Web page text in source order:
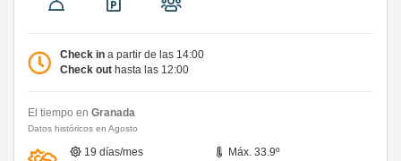
Check in a partir de las 14:00
Check out hasta las 12:00
El tiempo en Granada
Datos históricos en Agosto
19 días/mes
Máx. 33.9º